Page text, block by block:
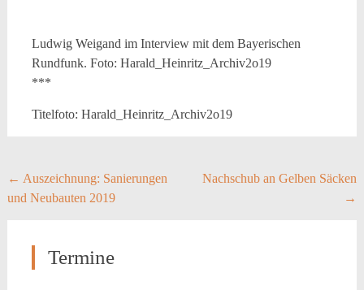
Ludwig Weigand im Interview mit dem Bayerischen
Rundfunk. Foto: Harald_Heinritz_Archiv2o19
***
Titelfoto: Harald_Heinritz_Archiv2o19
Post
navigation
← Auszeichnung: Sanierungen
und Neubauten 2019
Nachschub an Gelben Säcken
→
Termine